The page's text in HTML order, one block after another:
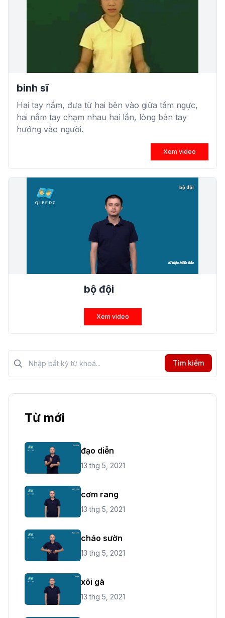
binh sĩ
Hai tay nắm, đưa từ hai bên vào giữa tầm ngực,
hai nắm tay chạm nhau hai lần, lòng bàn tay
hướng vào người.
Xem video
bộ đội
Xem video
Tìm kiếm?>
Tìm kiếm
Từ mới
đạo diễn
13 thg 5, 2021
cơm rang
13 thg 5, 2021
cháo sườn
13 thg 5, 2021
xôi gà
13 thg 5, 2021